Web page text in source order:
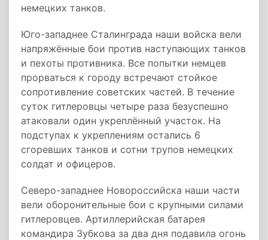
немецких танков.
Юго-западнее Сталинграда наши войска вели
напряжённые бои против наступающих танков
и пехоты противника. Все попытки немцев
прорваться к городу встречают стойкое
сопротивление советских частей. В течение
суток гитлеровцы четыре раза безуспешно
атаковали один укреплённый участок. На
подступах к укреплениям остались 6
сгоревших танков и сотни трупов немецких
солдат и офицеров.
Северо-западнее Новороссийска наши части
вели оборонительные бои с крупными силами
гитлеровцев. Артиллерийская батарея
командира Зубкова за два дня подавила огонь